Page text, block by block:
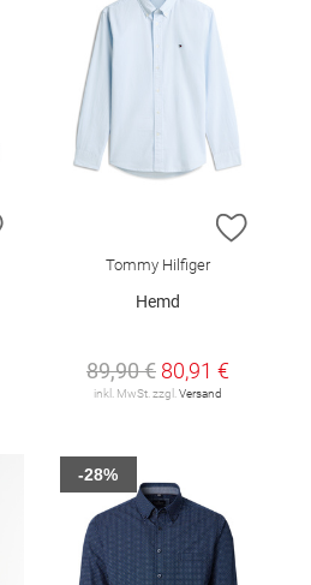
ZUR WUNSCHLISTE HINZUFÜGEN
ZUR
Tommy Hilfiger
Hemd
89,90 € 80,91 €
inkl. MwSt. zzgl. Versand
-28%